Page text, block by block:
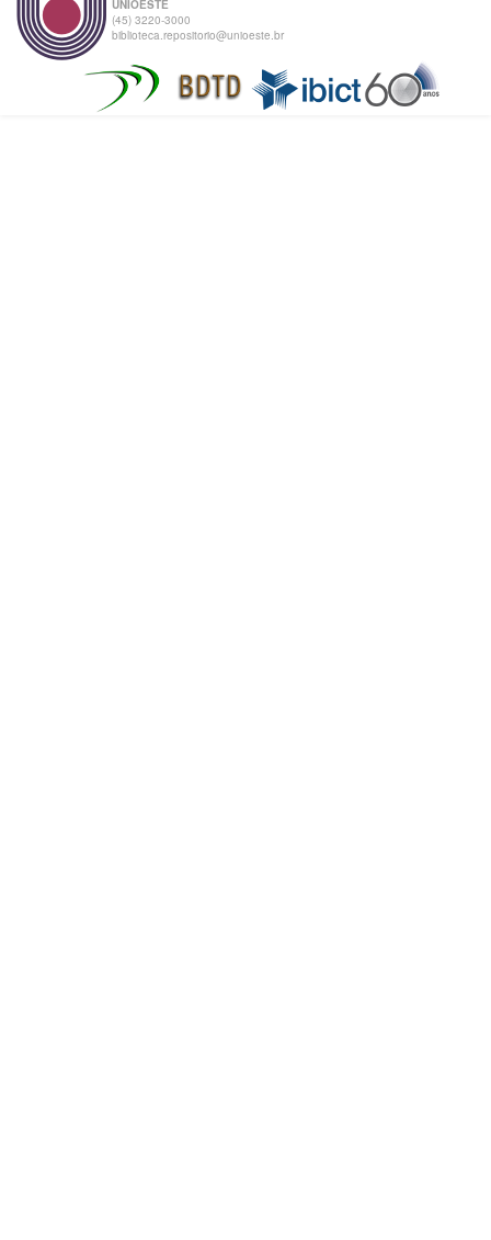
UNIOESTE
(45) 3220-3000
biblioteca.repositorio@unioeste.br